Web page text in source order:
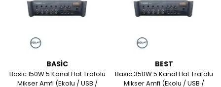
BASİC
Basic 150W 5 Kanal Hat Trafolu
Mikser Amfi (Ekolu / USB /
BEST
Basic 350W 5 Kanal Hat Trafolu
Mikser Amfi (Ekolu / USB /